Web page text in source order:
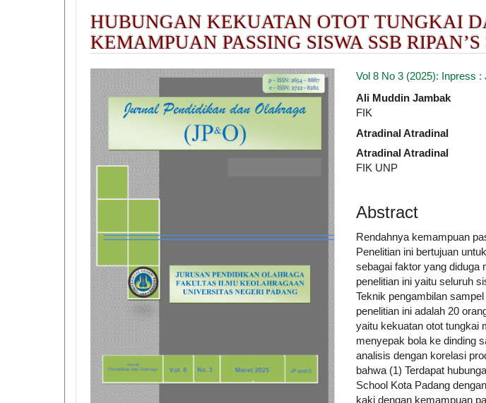
HUBUNGAN KEKUATAN OTOT TUNGKAI
KEMAMPUAN PASSING SISWA SSB
##plugins.themes.academic_pro.article.sidebar##
Vol 8 No 3 (2025): Inpress
Ali Muddin Jambak
FIK
Atradinal Atradinal
Atradinal Atradinal
FIK UNP
Abstract
Rendahnya kemampuan
Penelitian ini bertujuan
sebagai faktor yang diduga
penelitian ini yaitu seluruh
Teknik pengambilan
penelitian ini adalah 20
yaitu kekuatan otot tungkai
menyepak bola ke dinding
analisis dengan korelasi
bahwa (1) Terdapat
School Kota Padang
kaki dengan kemampuan